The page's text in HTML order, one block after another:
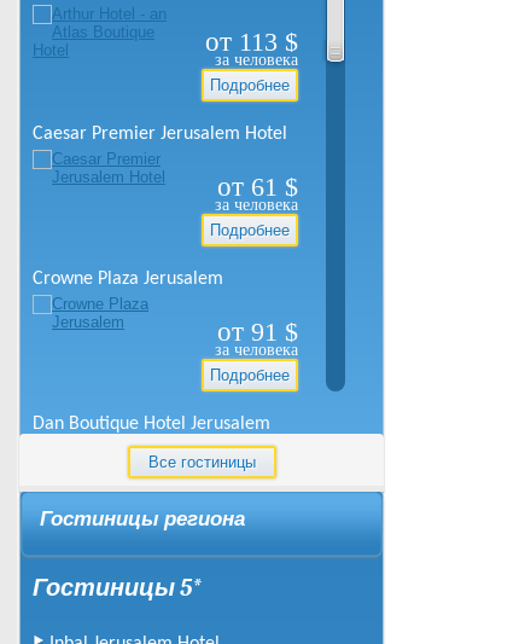
от 113 $
за человека
Подробнее
Caesar Premier Jerusalem Hotel
от 61 $
за человека
Подробнее
Crowne Plaza Jerusalem
от 91 $
за человека
Подробнее
Dan Boutique Hotel Jerusalem
от102
за человека
Подробнее
за человека
Все гостиницы
Гостиницы региона
Гостиницы 5*